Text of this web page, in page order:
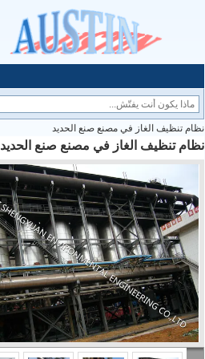
نظام تنظيف الغاز في مصنع صنع الحديد
نظام تنظيف الغاز في مصنع صنع الحديد